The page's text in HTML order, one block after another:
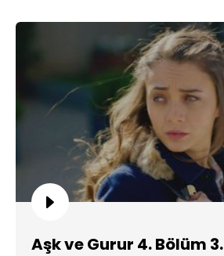
Aşk ve Gurur 4. Bölüm